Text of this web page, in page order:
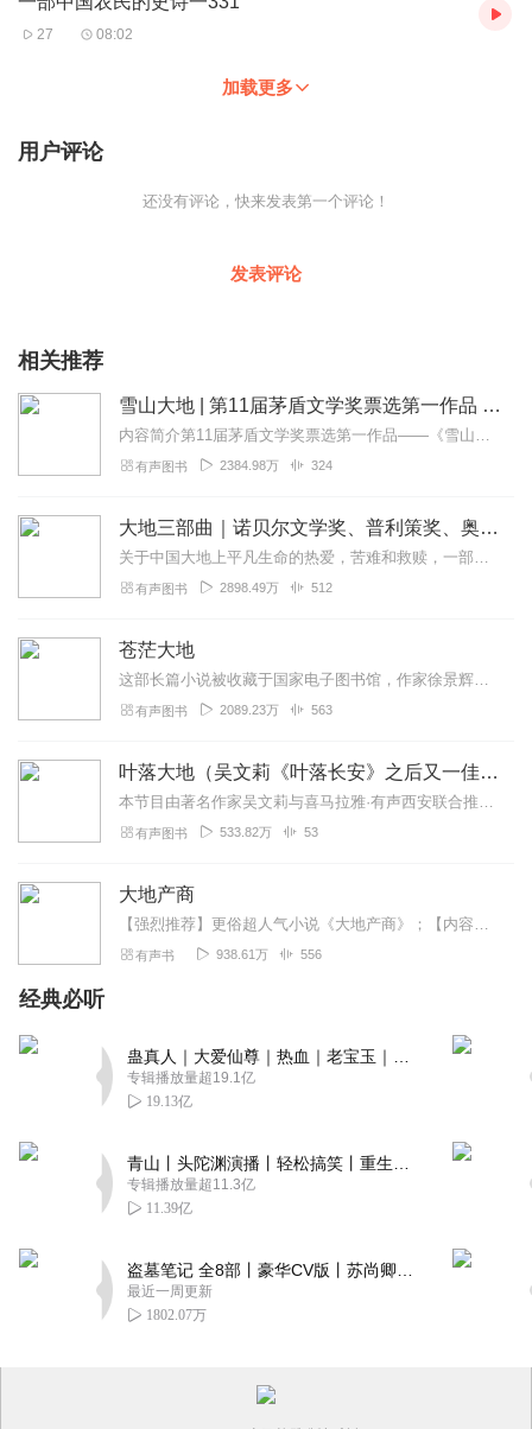
27 08:02
加载更多
用户评论
还没有评论，快来发表第一个评论！
发表评论
相关推荐
雪山大地 | 第11届茅盾文学奖票选第一作品 | 作者杨志军 | 殷超演播
内容简介第11届茅盾文学奖票选第一作品——《雪山大地》，登陆喜马。上世纪六十年代，雪山脚下的美丽的沁巴草原上，牧民依然维持着传统、淳朴的生活方式。援藏干部父亲...
有声图书 2384.98万 324
大地三部曲｜诺贝尔文学奖、普利策奖、奥斯卡影视原著｜美国作家笔下的中国农民｜像《活着》一样震撼｜艾宝良演播
关于中国大地上平凡生命的热爱，苦难和救赎，一部因书写中国荣获诺贝尔文学奖、普利策奖的史诗小说，同名改编电影获奥斯卡提名。20世纪最伟大的“中国小说”，改编电影获...
有声图书 2898.49万 512
苍茫大地
这部长篇小说被收藏于国家电子图书馆，作家徐景辉是中国作协会员，是我年少时的文学指路人。当我向徐老师提出想把他的《苍茫大地》做成有声小说的时候，心中惴惴——我的录...
有声图书 2089.23万 563
叶落大地（吴文莉《叶落长安》之后又一佳作）
本节目由著名作家吴文莉与喜马拉雅·有声西安联合推出。作品演播：海茵编辑：马珺点击跳转《叶落长安》点击收听更多精彩内容
有声图书 533.82万 53
大地产商
【强烈推荐】更俗超人气小说《大地产商》；【内容简介】新学期刚开学，刚读大三的中原大学经济系学生陈立，与前女友分手刚满一年，情伤还没有治愈，在省城商都市享受着悠闲...
有声书 938.61万 556
经典必听
专辑播放量超19.1亿
19.13亿
专辑播放量超11.3亿
11.39亿
最近一周更新
1802.07万